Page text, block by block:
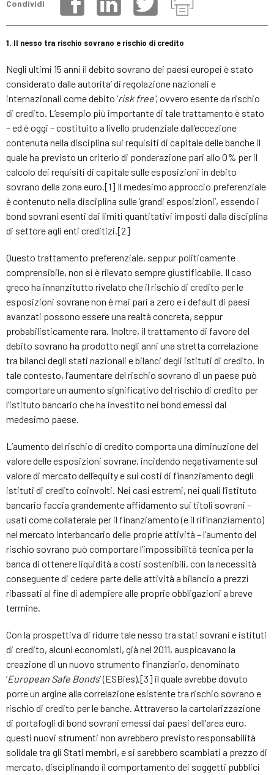
Condividi
1. Il nesso tra rischio sovrano e rischio di credito
Negli ultimi 15 anni il debito sovrano dei paesi europei è stato
considerato dalle autorita’ di regolazione nazionali e
internazionali come debito ‘risk free’, ovvero esente da rischio
di credito. L’esempio più importante di tale trattamento è stato
– ed è oggi – costituito a livello prudenziale dall’eccezione
contenuta nella disciplina sui requisiti di capitale delle banche il
quale ha previsto un criterio di ponderazione pari allo 0% per il
calcolo dei requisiti di capitale sulle esposizioni in debito
sovrano della zona euro.[1] Il medesimo approccio preferenziale
è contenuto nella disciplina sulle ‘grandi esposizioni’, essendo i
bond sovrani esenti dai limiti quantitativi imposti dalla disciplina
di settore agli enti creditizi.[2]
Questo trattamento preferenziale, seppur politicamente
comprensibile, non si è rilevato sempre giustificabile. Il caso
greco ha innanzitutto rivelato che il rischio di credito per le
esposizioni sovrane non è mai pari a zero e i default di paesi
avanzati possono essere una realtà concreta, seppur
probabilisticamente rara. Inoltre, il trattamento di favore del
debito sovrano ha prodotto negli anni una stretta correlazione
tra bilanci degli stati nazionali e bilanci degli istituti di credito. In
tale contesto, l’aumentare del rischio sovrano di un paese può
comportare un aumento significativo del rischio di credito per
l’istituto bancario che ha investito nei bond emessi dal
medesimo paese.
L’aumento del rischio di credito comporta una diminuzione del
valore delle esposizioni sovrane, incidendo negativamente sul
valore di mercato dell’equity e sui costi di finanziamento degli
istituti di credito coinvolti. Nei casi estremi, nei quali l’istituto
bancario faccia grandemente affidamento sui titoli sovrani –
usati come collaterale per il finanziamento (e il rifinanziamento)
nel mercato interbancario delle proprie attività – l’aumento del
rischio sovrano può comportare l’impossibilità tecnica per la
banca di ottenere liquidità a costi sostenibili, con la necessità
conseguente di cedere parte delle attività a bilancio a prezzi
ribassati al fine di adempiere alle proprie obbligazioni a breve
termine.
Con la prospettiva di ridurre tale nesso tra stati sovrani e istituti
di credito, alcuni economisti, già nel 2011, auspicavano la
creazione di un nuovo strumento finanziario, denominato
‘European Safe Bonds’ (ESBies),[3] il quale avrebbe dovuto
porre un argine alla correlazione esistente tra rischio sovrano e
rischio di credito per le banche. Attraverso la cartolarizzazione
di portafogli di bond sovrani emessi dai paesi dell’area euro,
questi nuovi strumenti non avrebbero previsto responsabilità
solidale tra gli Stati membri, e si sarebbero scambiati a prezzo di
mercato, disciplinando il comportamento dei soggetti pubblici